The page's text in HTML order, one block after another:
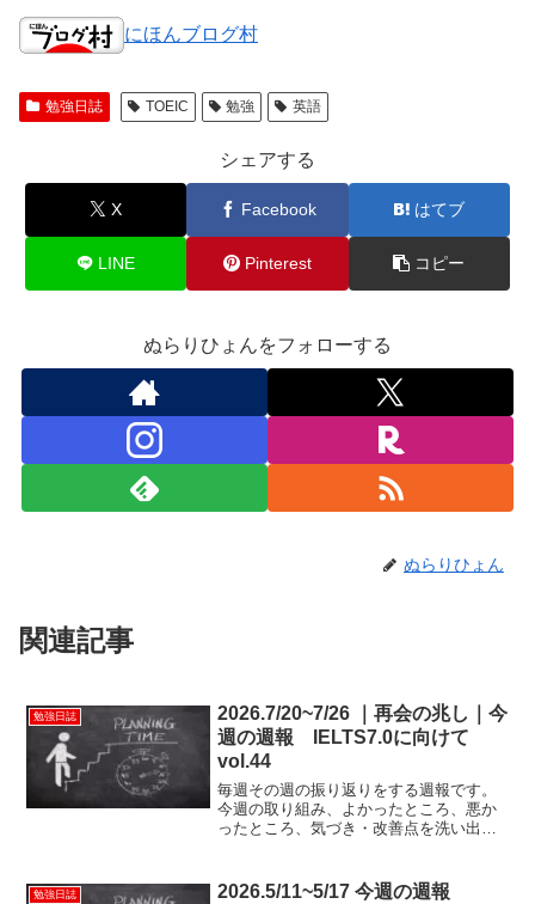
にほんブログ村
勉強日誌 TOEIC 勉強 英語
シェアする
X Facebook はてブ
LINE Pinterest コピー
ぬらりひょんをフォローする
ぬらりひょん
関連記事
勉強日誌
2026.7/20~7/26 ｜再会の兆し｜今
週の週報 IELTS7.0に向けて
vol.44
毎週その週の振り返りをする週報です。
今週の取り組み、よかったところ、悪か
ったところ、気づき・改善点を洗い出
勉強日誌
2026.5/11~5/17 今週の週報